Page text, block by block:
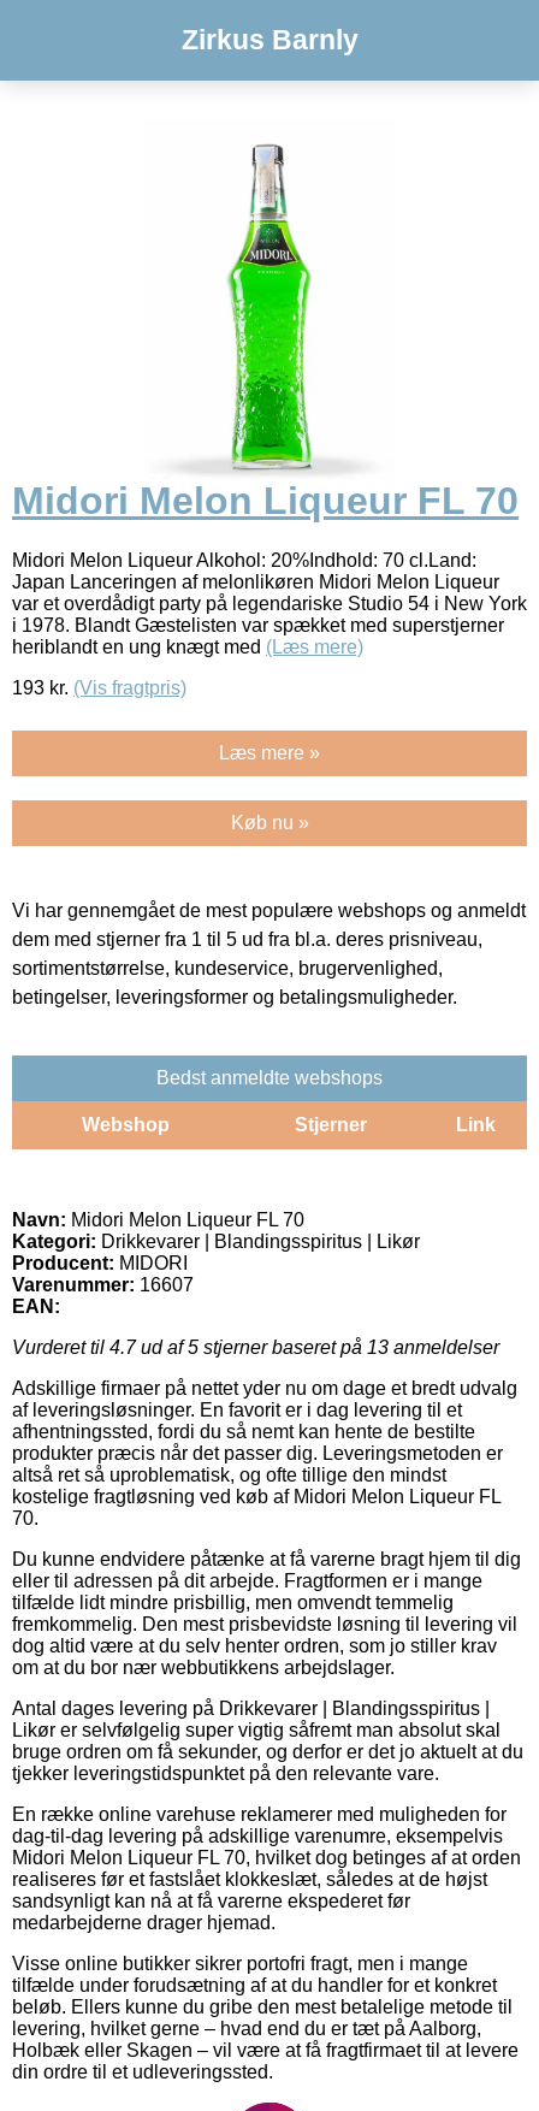
Zirkus Barnly
Midori Melon Liqueur FL 70
Midori Melon Liqueur Alkohol: 20%Indhold: 70 cl.Land:
Japan Lanceringen af melonlikøren Midori Melon Liqueur
var et overdådigt party på legendariske Studio 54 i New York
i 1978. Blandt Gæstelisten var spækket med superstjerner
heriblandt en ung knægt med (Læs mere)
193 kr. (Vis fragtpris)
Læs mere »
Køb nu »
Vi har gennemgået de mest populære webshops og anmeldt
dem med stjerner fra 1 til 5 ud fra bl.a. deres prisniveau,
sortimentstørrelse, kundeservice, brugervenlighed,
betingelser, leveringsformer og betalingsmuligheder.
Bedst anmeldte webshops
Webshop Stjerner Link
Navn: Midori Melon Liqueur FL 70
Kategori: Drikkevarer | Blandingsspiritus | Likør
Producent: MIDORI
Varenummer: 16607
EAN:
Vurderet til 4.7ud af 5 stjerner baseret på 13 anmeldelser
Adskillige firmaer på nettet yder nu om dage et bredt udvalg
af leveringsløsninger. En favorit er i dag levering til et
afhentningssted, fordi du så nemt kan hente de bestilte
produkter præcis når det passer dig. Leveringsmetoden er
altså ret så uproblematisk, og ofte tillige den mindst
kostelige fragtløsning ved køb af Midori Melon Liqueur FL
70.
Du kunne endvidere påtænke at få varerne bragt hjem til dig
eller til adressen på dit arbejde. Fragtformen er i mange
tilfælde lidt mindre prisbillig, men omvendt temmelig
fremkommelig. Den mest prisbevidste løsning til levering vil
dog altid være at du selv henter ordren, som jo stiller krav
om at du bor nær webbutikkens arbejdslager.
Antal dages levering på Drikkevarer | Blandingsspiritus |
Likør er selvfølgelig super vigtig såfremt man absolut skal
bruge ordren om få sekunder, og derfor er det jo aktuelt at du
tjekker leveringstidspunktet på den relevante vare.
En række online varehuse reklamerer med muligheden for
dag-til-dag levering på adskillige varenumre, eksempelvis
Midori Melon Liqueur FL 70, hvilket dog betinges af at orden
realiseres før et fastslået klokkeslæt, således at de højst
sandsynligt kan nå at få varerne ekspederet før
medarbejderne drager hjemad.
Visse online butikker sikrer portofri fragt, men i mange
tilfælde under forudsætning af at du handler for et konkret
beløb. Ellers kunne du gribe den mest betalelige metode til
levering, hvilket gerne – hvad end du er tæt på Aalborg,
Holbæk eller Skagen – vil være at få fragtfirmaet til at levere
din ordre til et udleveringssted.